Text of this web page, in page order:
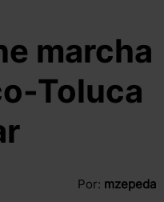
marcha
Toluca
Por: mzepeda